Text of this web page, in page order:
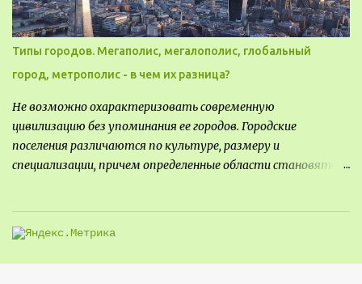
Типы городов. Мегаполис, мегалополис, глобальный
город, метрополис - в чем их разница?
Не возможно охарактеризовать современную
цивилизацию без упоминания ее городов. Городские
поселения различаются по культуре, размеру и
специализации, причем определенные области становятся
поселения был общим показателем его важности - чем
крупнее город, тем больше мощности он приносил, однако, с
большой миграцией в сельскую местность в прошлом веке,